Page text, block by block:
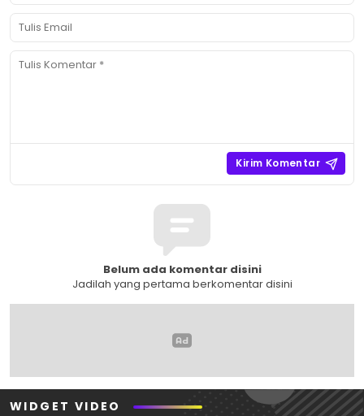
Belum ada komentar disini
Jadilah yang pertama berkomentar disini
WIDGET VIDEO